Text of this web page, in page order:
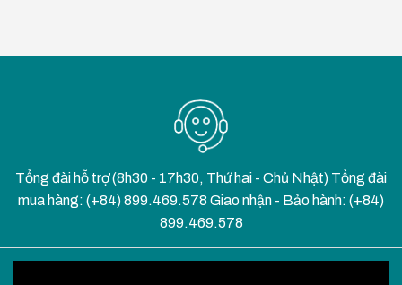
Tổng đài hỗ trợ (8h30 - 17h30, Thứ hai - Chủ Nhật) Tổng đài
mua hàng: (+84) 899.469.578 Giao nhận - Bảo hành: (+84)
899.469.578